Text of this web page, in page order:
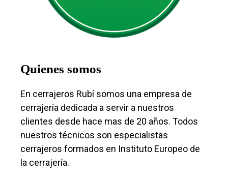
Quienes somos
En cerrajeros Rubí somos una empresa de
cerrajería dedicada a servir a nuestros
clientes desde hace mas de 20 años. Todos
nuestros técnicos son especialistas
cerrajeros formados en Instituto Europeo de
la cerrajería.